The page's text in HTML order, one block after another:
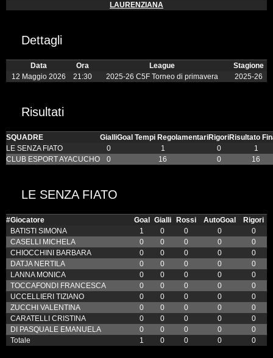
LAURENZIANA
Dettagli
Data Ora League
Stagione
12 Maggio 2026
21:30 2025-26 C5F Torneo di primavera 2025-26
Risultati
SQUADRE GialliGoal Tempi RegolamentariRigoriRisultato
LE SENZA FIATO
0 1 0
1
CLUB ESPORT AYACUCHO
0 16 0 16
LE SENZA FIATO
#Giocatore Goal Gialli Rossi AutoGoal
Rigori
BATISTI SIMONA
1 0 0 0
0
CASELLI MICHELA
0 0 0 0
0
CHIOCCHINI BARBARA
0 0 0 0
0
DATJA NERTILA
0 0 0 0
0
LANNA MONICA
0 0 0 0
0
TOCCAFONDI FRANCESCA
0 0 0 0
0
UCCELLIERI TIZIANO
0 0 0 0
0
ZUCCHI VALENTINA
0 0 0 0
0
CARATELLI CRISTINA
0 0 0 0
0
DI PASQUALE EMANUELA
0 0 0 0
0
Totale
1 0 0 0 0